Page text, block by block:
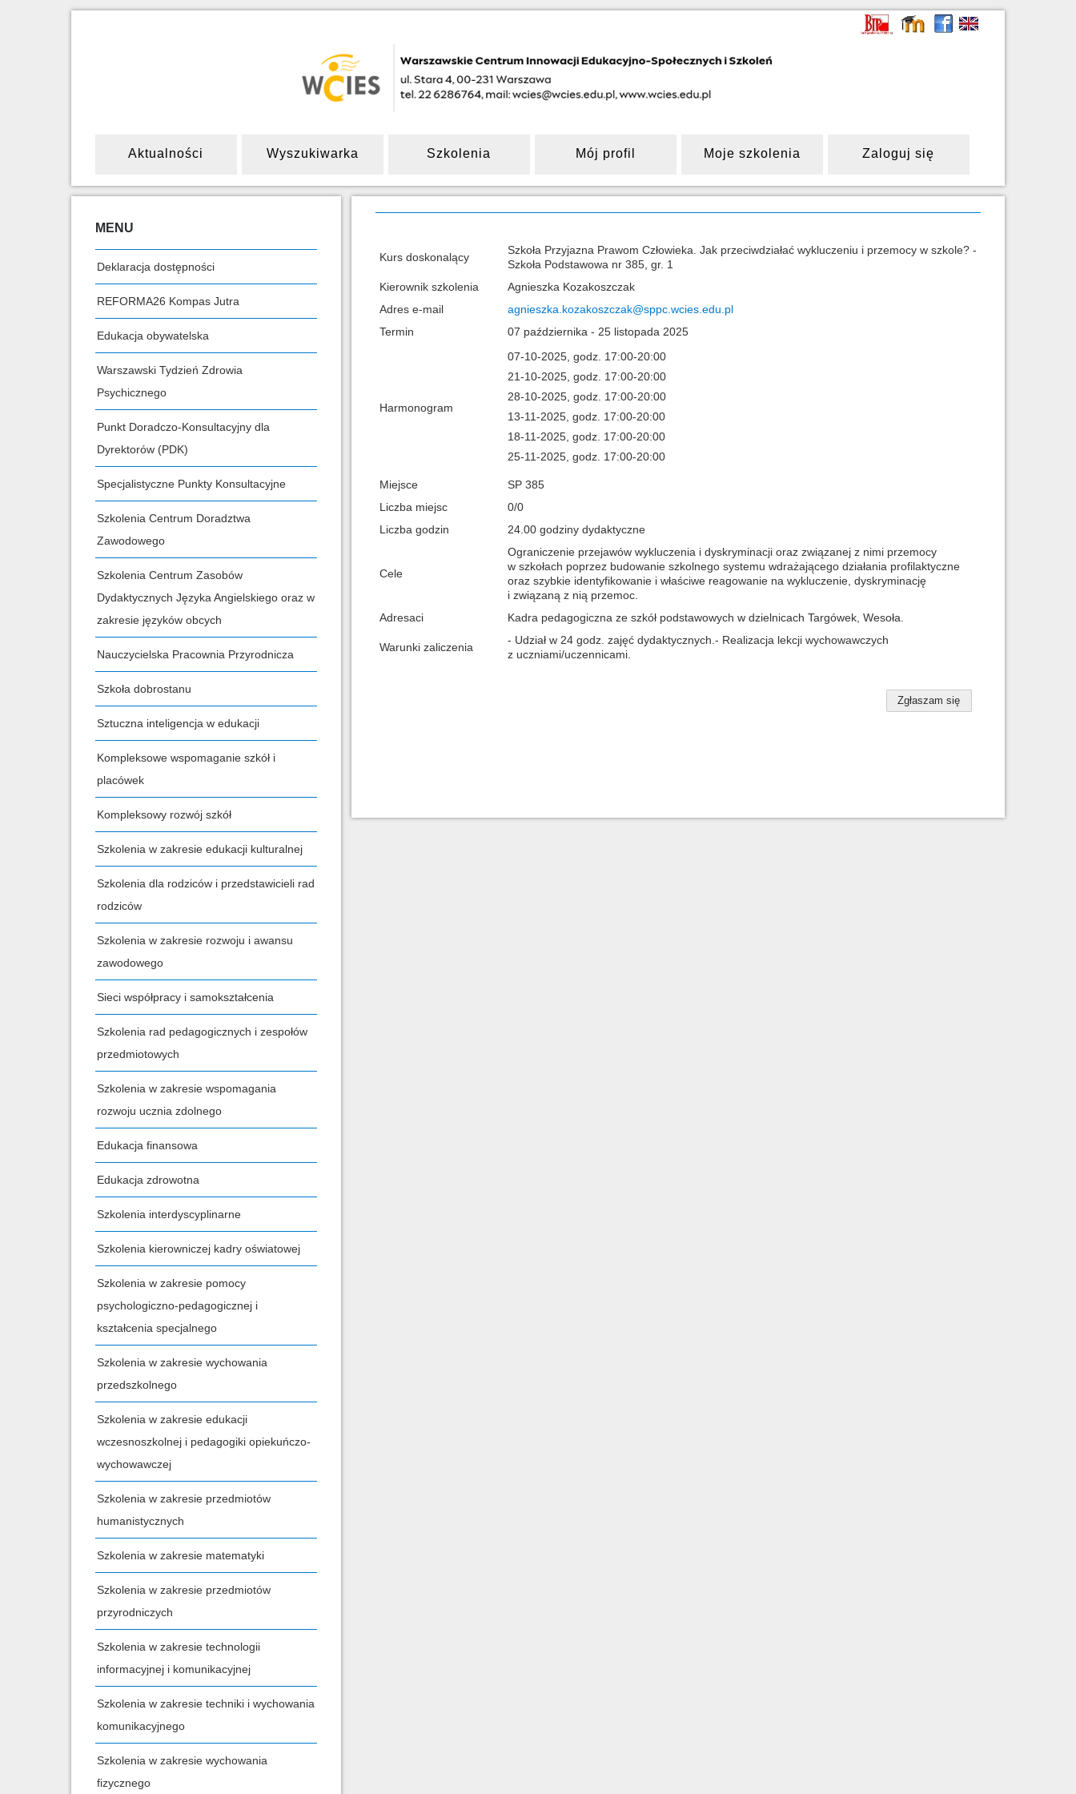
Aktualności Wyszukiwarka Szkolenia Mój profil Moje szkolenia Zaloguj się
Kurs doskonalący
Szkoła Przyjazna Prawom Człowieka. Jak przeciwdziałać wykluczeniu i przemocy w szkole? -
Szkoła Podstawowa nr 385, gr. 1
Kierownik szkolenia
Agnieszka Kozakoszczak
Adres e-mail
agnieszka.kozakoszczak@sppc.wcies.edu.pl
Termin
07 października - 25 listopada 2025
Harmonogram
07-10-2025, godz. 17:00-20:00
21-10-2025, godz. 17:00-20:00
28-10-2025, godz. 17:00-20:00
13-11-2025, godz. 17:00-20:00
18-11-2025, godz. 17:00-20:00
25-11-2025, godz. 17:00-20:00
Miejsce
SP 385
Liczba miejsc
0/0
Liczba godzin
24.00 godziny dydaktyczne
Cele
Ograniczenie przejawów wykluczenia i dyskryminacji oraz związanej z nimi przemocy
w szkołach poprzez budowanie szkolnego systemu wdrażającego działania profilaktyczne
oraz szybkie identyfikowanie i właściwe reagowanie na wykluczenie, dyskryminację
i związaną z nią przemoc.
Adresaci
Kadra pedagogiczna ze szkół podstawowych w dzielnicach Targówek, Wesoła.
Warunki zaliczenia
- Udział w 24 godz. zajęć dydaktycznych.- Realizacja lekcji wychowawczych
z uczniami/uczennicami.
Zgłaszam się
MENU
Deklaracja dostępności
REFORMA26 Kompas Jutra
Edukacja obywatelska
Warszawski Tydzień Zdrowia
Psychicznego
Punkt Doradczo-Konsultacyjny dla
Dyrektorów (PDK)
Specjalistyczne Punkty Konsultacyjne
Szkolenia Centrum Doradztwa
Zawodowego
Szkolenia Centrum Zasobów
Dydaktycznych Języka Angielskiego oraz w
zakresie języków obcych
Nauczycielska Pracownia Przyrodnicza
Szkoła dobrostanu
Sztuczna inteligencja w edukacji
Kompleksowe wspomaganie szkół i
placówek
Kompleksowy rozwój szkół
Szkolenia w zakresie edukacji kulturalnej
Szkolenia dla rodziców i przedstawicieli rad
rodziców
Szkolenia w zakresie rozwoju i awansu
zawodowego
Sieci współpracy i samokształcenia
Szkolenia rad pedagogicznych i zespołów
przedmiotowych
Szkolenia w zakresie wspomagania
rozwoju ucznia zdolnego
Edukacja finansowa
Edukacja zdrowotna
Szkolenia interdyscyplinarne
Szkolenia kierowniczej kadry oświatowej
Szkolenia w zakresie pomocy
psychologiczno-pedagogicznej i
kształcenia specjalnego
Szkolenia w zakresie wychowania
przedszkolnego
Szkolenia w zakresie edukacji
wczesnoszkolnej i pedagogiki opiekuńczo-
wychowawczej
Szkolenia w zakresie przedmiotów
humanistycznych
Szkolenia w zakresie matematyki
Szkolenia w zakresie przedmiotów
przyrodniczych
Szkolenia w zakresie technologii
informacyjnej i komunikacyjnej
Szkolenia w zakresie techniki i wychowania
komunikacyjnego
Szkolenia w zakresie wychowania
fizycznego